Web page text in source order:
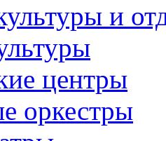
и
центры
оркестры